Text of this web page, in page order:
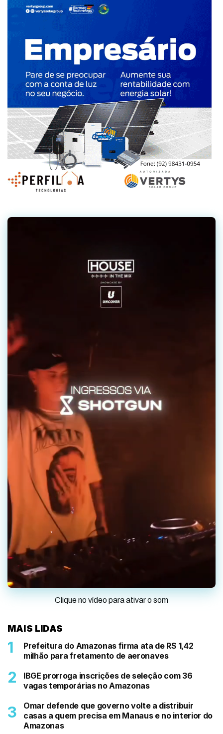
Clique no vídeo para ativar o som
MAIS LIDAS
Prefeitura do Amazonas firma ata de R$ 1,42
milhão para fretamento de aeronaves
IBGE prorroga inscrições de seleção com 36
vagas temporárias no Amazonas
Omar defende que governo volte a distribuir
casas a quem precisa em Manaus e no interior do
Amazonas